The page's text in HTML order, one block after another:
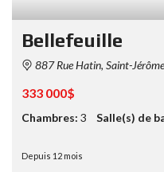
Bellefeuille
887 Rue Hatin, Saint-
333 000$
Chambres: 3 Salle(s) de
Depuis 12 mois